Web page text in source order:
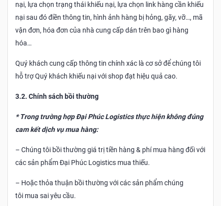
nại, lựa chọn trạng thái khiếu nại, lựa chọn link hàng cần khiếu
nại sau đó điền thông tin, hình ảnh hàng bị hỏng, gãy, vỡ…, mã
vận đơn, hóa đơn của nhà cung cấp dán trên bao gì hàng
hóa…
Quý khách cung cấp thông tin chính xác là cơ sở để chúng tôi
hỗ trợ Quý khách khiếu nại với shop đạt hiệu quả cao.
3.2. Chính sách bồi thường
* Trong trường hợp Đại Phúc Logistics thực hiện không đúng
cam kết dịch vụ mua hàng:
– Chúng tôi bồi thường giá trị tiền hàng & phí mua hàng đối với
các sản phẩm Đại Phúc Logistics mua thiếu.
– Hoặc thỏa thuận bồi thường với các sản phẩm chúng
tôi mua sai yêu cầu.